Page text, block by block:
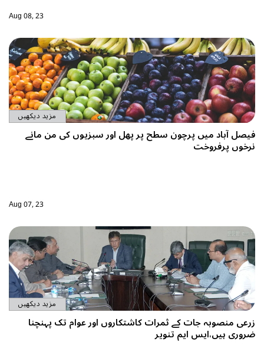
Aug 08, 23
مزید دیکھیں
فیصل آباد میں پرچون سطح پر پھل اور سبزیوں کی من مانے
نرخوں پرفروخت
Aug 07, 23
مزید دیکھیں
زرعی منصوبہ جات کے ثمرات کاشتکاروں اور عوام تک پہنچنا
ضروری ہیں،ایس ایم تنویر